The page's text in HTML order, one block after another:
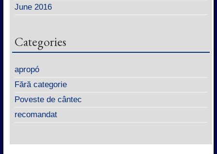
June 2016
Categories
apropó
Fără categorie
Poveste de cântec
recomandat